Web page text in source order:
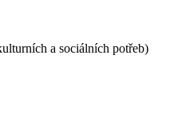
a sociálních potřeb)